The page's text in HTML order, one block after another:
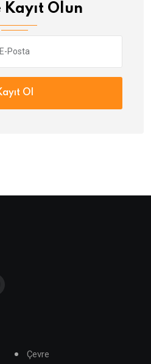
Kayıt Olun
Ol
Çevre